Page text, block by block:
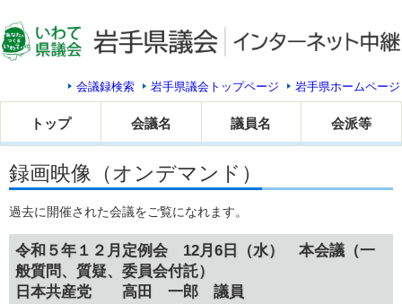
会議録検索 岩手県議会トップページ 岩手県ホームページ
トップ 会議名 議員名 会派等
録画映像（オンデマンド）
過去に開催された会議をご覧になれます。
令和５年１２月定例会 12月6日（水） 本会議（一
般質問、質疑、委員会付託）
日本共産党 高田 一郎 議員